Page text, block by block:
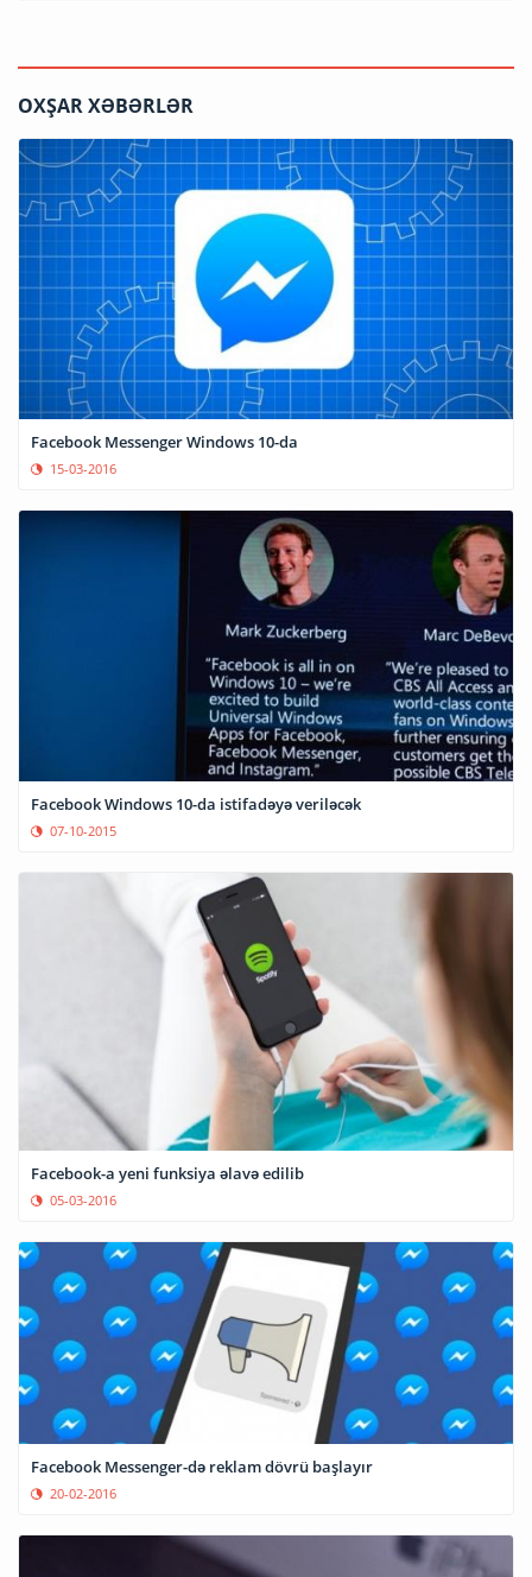
OXŞAR XƏBƏRLƏR
Facebook Messenger Windows 10-da
15-03-2016
Facebook Windows 10-da istifadəyə veriləcək
07-10-2015
Facebook-a yeni funksiya əlavə edilib
05-03-2016
Facebook Messenger-də reklam dövrü başlayır
20-02-2016